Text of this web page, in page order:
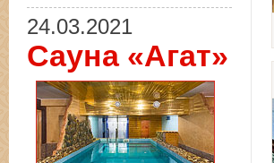
24.03.2021
Сауна «Агат»